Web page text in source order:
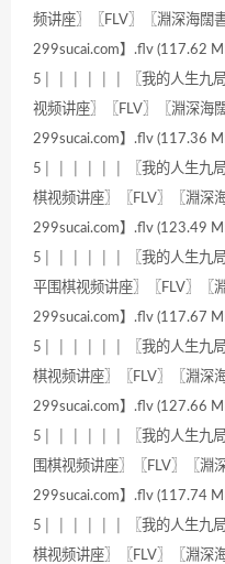
频讲座〗〖FLV〗〖淵深海闊
299sucai.com】.flv (117.62
5│ │ │ │ │ │ 〖我的人生九
视频讲座〗〖FLV〗〖淵深海
299sucai.com】.flv (117.36
5│ │ │ │ │ │ 〖我的人生九
棋视频讲座〗〖FLV〗〖淵深
299sucai.com】.flv (123.49
5│ │ │ │ │ │ 〖我的人生九局
平围棋视频讲座〗〖FLV〗〖
299sucai.com】.flv (117.67
5│ │ │ │ │ │ 〖我的人生九
棋视频讲座〗〖FLV〗〖淵深
299sucai.com】.flv (127.66
5│ │ │ │ │ │ 〖我的人生九
围棋视频讲座〗〖FLV〗〖淵
299sucai.com】.flv (117.74
5│ │ │ │ │ │ 〖我的人生九
棋视频讲座〗〖FLV〗〖淵深